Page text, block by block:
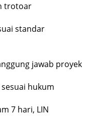
trotoar
standar
jawab proyek
hukum
7 hari, LIN